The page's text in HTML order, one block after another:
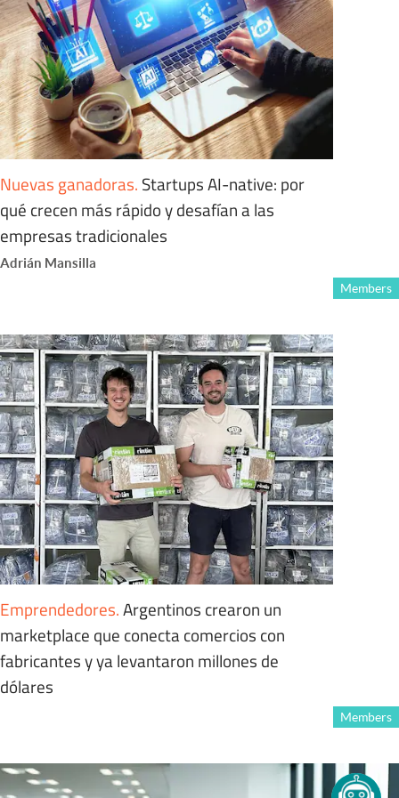
Nuevas ganadoras. Startups AI-native: por
qué crecen más rápido y desafían a las
empresas tradicionales
Adrián Mansilla
Members
Emprendedores.Argentinos crearon un
marketplace que conecta comercios con
fabricantes y ya levantaron millones de
dólares
Members